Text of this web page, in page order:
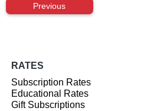
Previous
RATES
Subscription Rates
Educational Rates
Gift Subscriptions